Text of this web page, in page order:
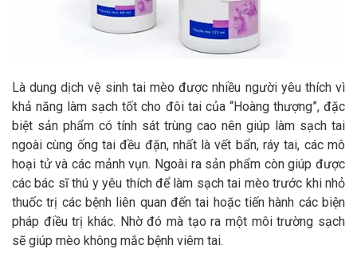
TỔNG ĐÀI TƯ VẤN
0929894774
Là dung dịch vệ sinh tai mèo được nhiều người yêu thích vì
khả năng làm sạch tốt cho đôi tai của “Hoàng thượng”, đặc
biệt sản phẩm có tính sát trùng cao nên giúp làm sạch tai
ngoài cùng ống tai đều đặn, nhất là vết bẩn, ráy tai, các mô
hoại tử và các mảnh vụn. Ngoài ra sản phẩm còn giúp được
các bác sĩ thú y yêu thích để làm sạch tai mèo trước khi nhỏ
thuốc trị các bệnh liên quan đến tai hoặc tiến hành các biện
pháp điều trị khác. Nhờ đó mà tạo ra một môi trường sạch
sẽ giúp mèo không mắc bệnh viêm tai.